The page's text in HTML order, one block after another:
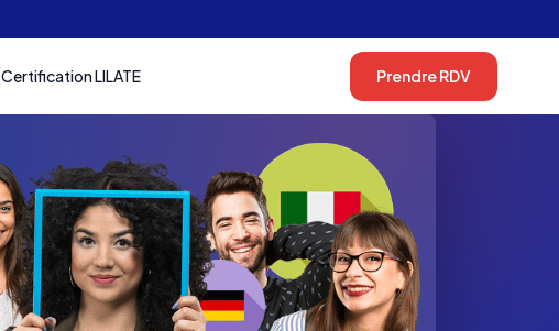
Certification LILATE Prendre RDV